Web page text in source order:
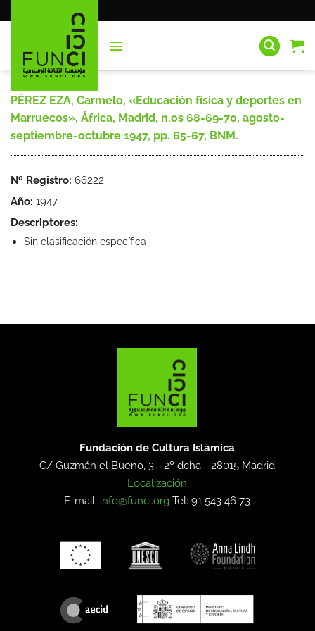
al
PÉREZ EZA, Carmelo, «Educación física y deportes en
Marruecos», África, Madrid, n.os 68-69-70, agosto-
septiembre-octubre 1947, pp. 65-67, BNM.
Nº Registro: 66222
Año: 1947
Descriptores:
Sin clasificación específica
Fundación de Cultura Islámica
C/ Guzmán el Bueno, 3 - 2º dcha -28015 Madrid
Localización
E-mail: info@funci.org Tel: 91 543 46 73